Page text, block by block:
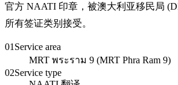
官方 NAATI 印章，被澳大利亚移民局
所有签证类别接受。
01 Service area
MRT พระราม 9 (MRT Phra Ram 9)
02Service type